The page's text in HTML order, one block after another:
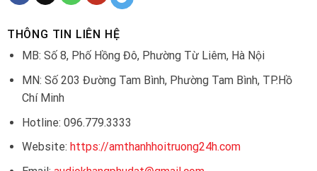
THÔNG TIN LIÊN HỆ
MB: Số 8, Phố Hồng Đô, Phường Từ Liêm, Hà Nội
MN: Số 203 Đường Tam Bình, Phường Tam Bình, TP.Hồ
Chí Minh
Hotline: 096.779.3333
Website: https://amthanhhoitruong24h.com